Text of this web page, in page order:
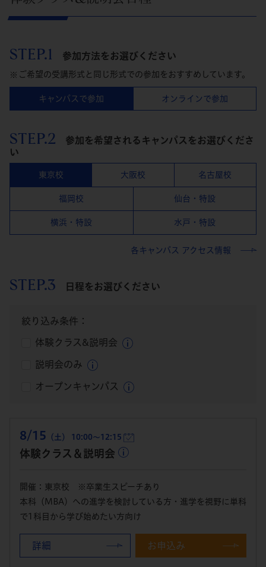
STEP.1 参加方法をお選びください
ご希望の受講形式と同じ形式での参加をおすすめしています。
キャンパスで参加 オンラインで参加
STEP.2
参加を希望されるキャンパスをお選びくださ
い
各キャンパス アクセス情報
東京校 大阪校 名古屋校
福岡校 仙台・特設
横浜・特設 水戸・特設
STEP.3 日程をお選びください
絞り込み条件：
体験クラス&説明会
説明会のみ
オープンキャンパス
8/15 （土） 10:00～12:15
体験クラス＆説明会
開催：東京校 ※卒業生スピーチあり
本科（MBA）への進学を検討している方・進学を視野に単科
で1科目から学び始めたい方向け
詳細 お申込み